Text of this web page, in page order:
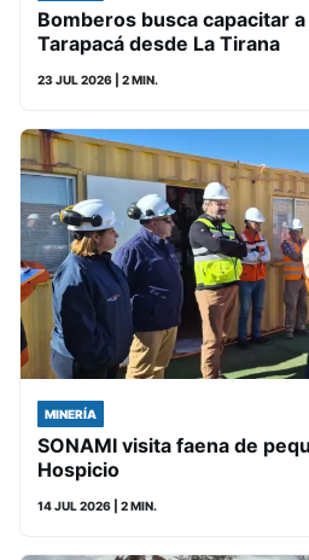
Bomberos busca capacitar
Tarapacá desde La Tirana
23 JUL 2026 | 2 MIN.
MINERÍA
SONAMI visita faena de
Hospicio
14 JUL 2026 | 2 MIN.